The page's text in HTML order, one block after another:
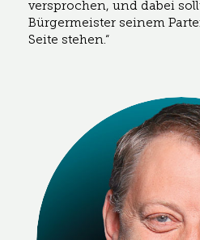
versprochen, und dabei
Bürgermeister seinem
Seite stehen.“